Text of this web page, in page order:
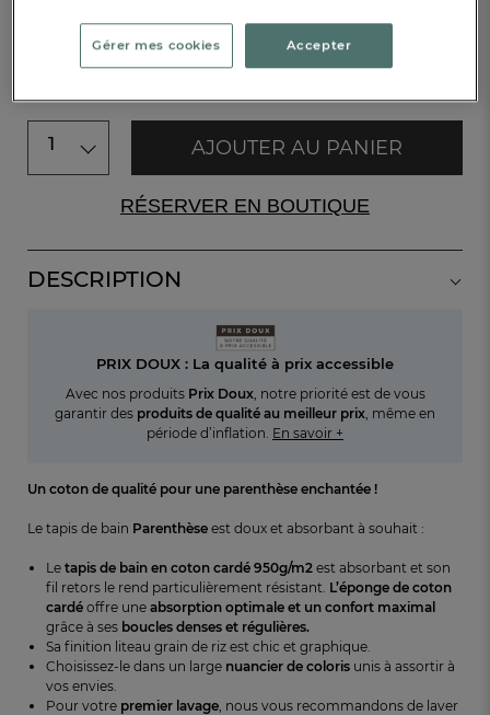
Disponible
1 AJOUTER AU PANIER
RÉSERVER EN BOUTIQUE
DESCRIPTION
PRIX DOUX : La qualité à prix accessible
Avec nos produits Prix Doux, notre priorité est de vous
garantir des produits de qualité au meilleur prix , même en
période d’inflation. En savoir +
Un coton de qualité pour une parenthèse enchantée !
Le tapis de bain Parenthèse est doux et absorbant à souhait :
Le tapis de bain en coton cardé 950g/m2 est absorbant et son
fil retors le rend particulièrement résistant. L’éponge de coton
cardé offre une absorption optimale et un confort maximal
grâce à ses boucles denses et régulières.
Sa finition liteau grain de riz est chic et graphique.
Choisissez-le dans un large nuancier de coloris unis à assortir à
vos envies.
Pour votre premier lavage , nous vous recommandons de laver
Gérer mes cookies Accepter